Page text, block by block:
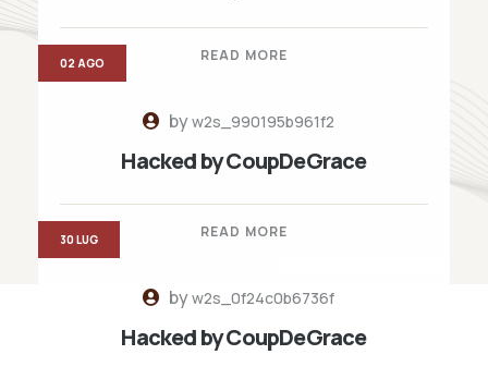
READ MORE
byw2s_990195b961f2
Hacked by CoupDeGrace
READ MORE
02 AGO
byw2s_0f24c0b6736f
Hacked by CoupDeGrace
30 LUG